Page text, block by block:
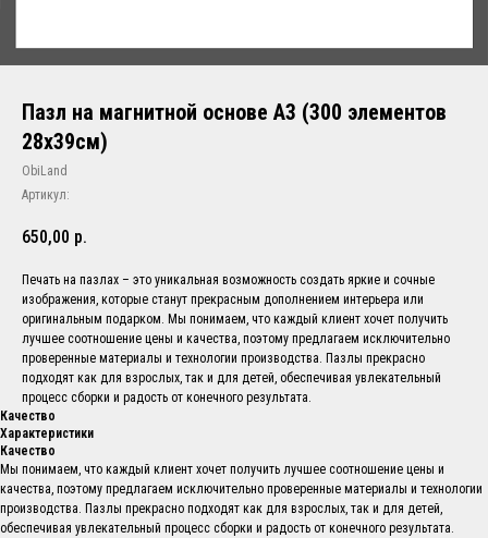
Пазл на магнитной основе А3 (300 элементов
28х39см)
ObiLand
Артикул:
650,00 р.
Печать на пазлах – это уникальная возможность создать яркие и сочные
изображения, которые станут прекрасным дополнением интерьера или
оригинальным подарком. Мы понимаем, что каждый клиент хочет получить
лучшее соотношение цены и качества, поэтому предлагаем исключительно
проверенные материалы и технологии производства. Пазлы прекрасно
подходят как для взрослых, так и для детей, обеспечивая увлекательный
процесс сборки и радость от конечного результата.
Качество
Характеристики
Качество
Мы понимаем, что каждый клиент хочет получить лучшее соотношение цены и
качества, поэтому предлагаем исключительно проверенные материалы и технологии
производства. Пазлы прекрасно подходят как для взрослых, так и для детей,
обеспечивая увлекательный процесс сборки и радость от конечного результата.